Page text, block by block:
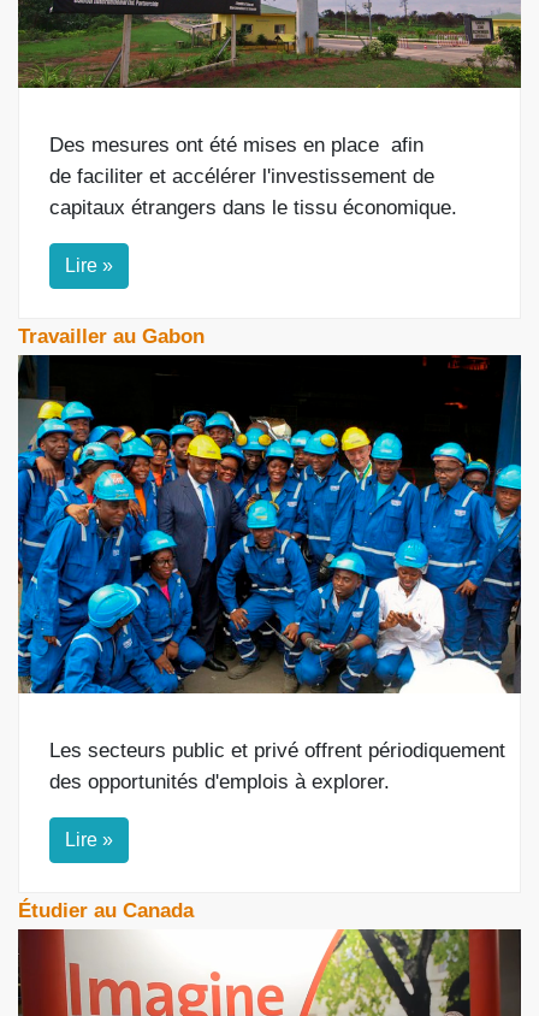
Des mesures ont été mises en place afin
de faciliter et accélérer l'investissement de
capitaux étrangers dans le tissu économique.
Lire »
Travailler au Gabon
Les secteurs public et privé offrent périodiquement
des opportunités d'emplois à explorer.
Lire »
Étudier au Canada